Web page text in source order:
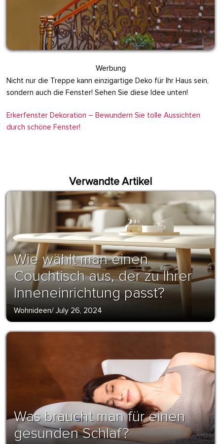
Werbung
Nicht nur die Treppe kann einzigartige Deko für Ihr Haus sein,
sondern auch die Fenster! Sehen Sie diese Idee unten!
Erkerfenster Dekoration – Bewundern Sie tolle Aussichten
durch schöne Fenster!
Verwandte Artikel
Wie wählt man einen
Couchtisch aus, der zu Ihrer
Inneneinrichtung passt?
Wohnideen/ July 26, 2024
Was braucht man für einen
gesunden Schlaf?